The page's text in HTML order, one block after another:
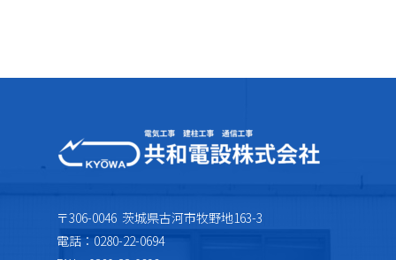
〒306-0046 茨城県古河市牧野地163-3
電話：0280-22-0694